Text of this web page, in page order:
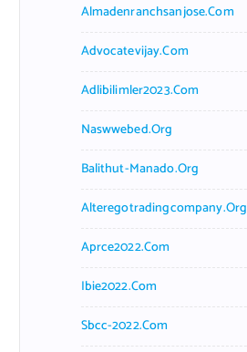
Almadenranchsanjose.com
Advocatevijay.com
Adlibilimler2023.com
Naswwebed.org
Balithut-Manado.org
Alteregotradingcompany.org
Aprce2022.com
Ibie2022.com
Sbcc-2022.com